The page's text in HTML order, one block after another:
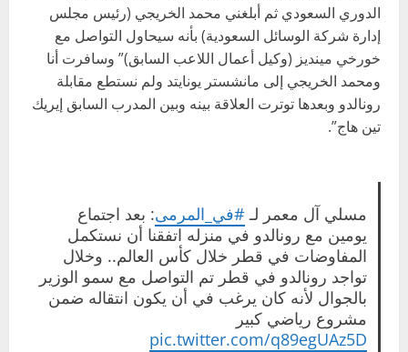
الدوري السعودي ثم أبلغني محمد الخريجي (رئيس مجلس
إدارة شركة الوسائل السعودية) بأنه سيحاول التواصل مع
خورخي مينديز (وكيل أعمال اللاعب السابق)” وسافرت أنا
ومحمد الخريجي إلى مانشستر يونايتد ولم نستطع مقابلة
رونالدو وبعدها توترت العلاقة بينه وبين المدرب السابق إيريك
تين هاج”.
مسلي آل معمر لـ#في_المرمى: بعد اجتماع
يومين مع رونالدو في منزله اتفقنا أن نستكمل
المفاوضات في قطر خلال كأس العالم.. وخلال
تواجد رونالدو في قطر تم التواصل مع سمو الوزير
بالجوال لأنه كان يرغب في أن يكون انتقاله ضمن
مشروع رياضي كبير
pic.twitter.com/q89egUAz5D